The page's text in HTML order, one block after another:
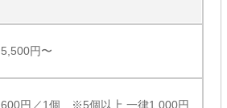
5,500円〜
600円／1個 ※5個以上 一律1,000円